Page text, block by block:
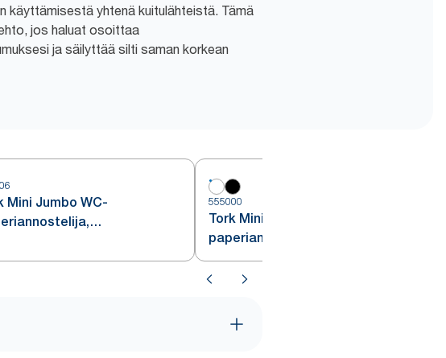
käyttämisestä yhtenä kuitulähteistä. Tämä
jos haluat osoittaa
ja säilyttää silti saman korkean
Mini Jumbo WC-
555000
Tork Mini Jumbo WC-
paperiannostelija, valkoinen, T2